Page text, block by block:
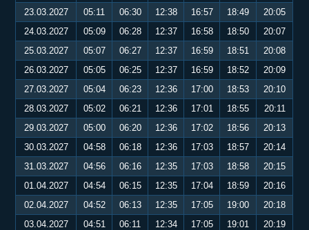
23.03.2027
05:11 06:30 12:38 16:57 18:49
20:05
24.03.2027
05:09 06:28 12:37 16:58 18:50
20:07
25.03.2027
05:07 06:27 12:37 16:59 18:51
20:08
26.03.2027
05:05 06:25 12:37 16:59 18:52
20:09
27.03.2027
05:04 06:23 12:36 17:00 18:53
20:10
28.03.2027
05:02 06:21 12:36 17:01 18:55
20:11
29.03.2027
05:00 06:20 12:36 17:02 18:56
20:13
30.03.2027
04:58 06:18 12:36 17:03 18:57
20:14
31.03.2027
04:56 06:16 12:35 17:03 18:58
20:15
01.04.2027
04:54 06:15 12:35 17:04 18:59
20:16
02.04.2027
04:52 06:13 12:35 17:05 19:00
20:18
03.04.2027
04:51 06:11 12:34 17:05 19:01
20:19